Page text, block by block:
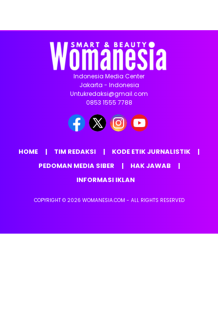
Indonesia Media Center
Jakarta - Indonesia
Untukredaksi@gmail.com
0853 1555 7788
HOME TIM REDAKSI
KODE ETIK JURNALISTIK
PEDOMAN MEDIA SIBER
HAK JAWAB
INFORMASI IKLAN
COPYRIGHT © 2026 WOMANESIA.COM - ALL RIGHTS RESERVED